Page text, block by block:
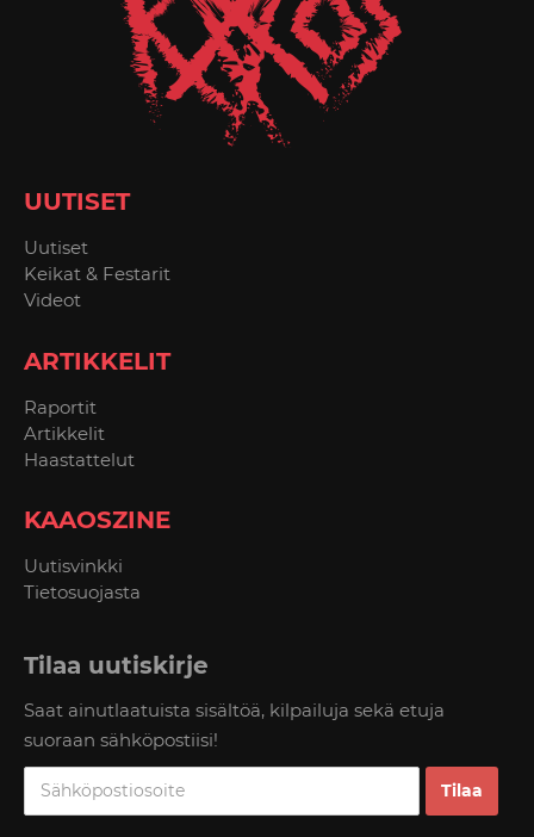
UUTISET
Uutiset
Keikat & Festarit
Videot
ARTIKKELIT
Raportit
Artikkelit
Haastattelut
KAAOSZINE
Uutisvinkki
Tietosuojasta
Tilaa uutiskirje
Saat ainutlaatuista sisältöä, kilpailuja sekä etuja
suoraan sähköpostiisi!